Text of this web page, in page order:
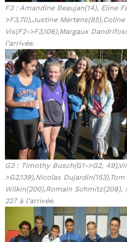
F3 : Amandine Beaujan(14), Eline
>F3,70),Justine Mertens(85),Coline
Vis(F2->F3,106),Margaux
l’arrivée.
G2 : Timothy Busch(G1->G2,
>G2,139),Nicolas
Wilkin(200),Romain Schmitz(208),
227 à l’arrivée.